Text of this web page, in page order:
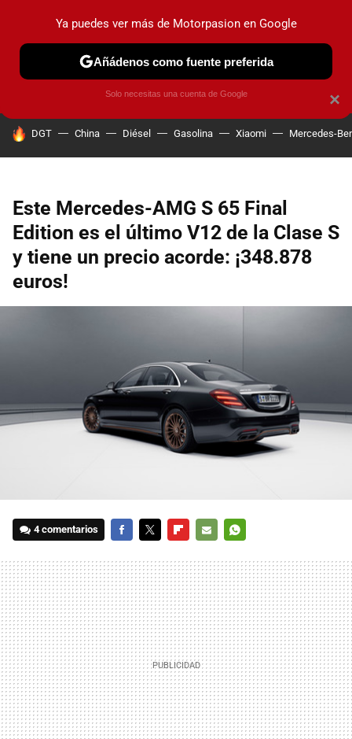
PRUEBAS COCHES ELÉCTRICOS OBSERVATORIO
HOY SE HABLA DE
DGT China Diésel Gasolina Xiaomi Mercedes-
Este Mercedes-AMG S 65 Final
Edition es el último V12 de la Clase S
y tiene un precio acorde: ¡348.878
euros!
4 comentarios
MAIL
×
Ya puedes ver más de Motorpasion en Google
Añádenos como fuente preferida
Solo necesitas una cuenta de Google